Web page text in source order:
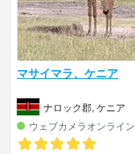
マサイマラ、ケニア
ナロック郡, ケニア
ウェブカメラオンライン